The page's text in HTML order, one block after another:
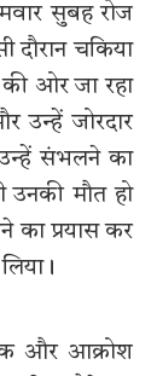
सुबह रोज
चकिया
की ओर जा रहा
उन्हें जोरदार
संभलने का
उनकी मौत हो
का प्रयास कर
और आक्रोश